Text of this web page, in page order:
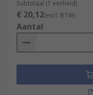
Subtotaal (1 eenheid)
€ 20,12(excl. BTW)
Aantal